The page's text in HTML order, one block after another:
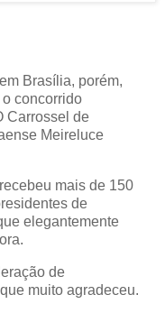
Brasília, porém,
concorrido
Carrossel de
Meireluce
mais de 150
de
elegantemente
de
muito agradeceu.